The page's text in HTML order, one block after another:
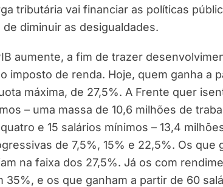
tributária vai financiar as políticas
diminuir as desigualdades.
aumente, a fim de trazer
imposto de renda. Hoje, quem ganha a
máxima, de 27,5%. A Frente quer
– uma massa de 10,6 milhões de
e 15 salários mínimos – 13,4
de 7,5%, 15% e 22,5%. Os que
na faixa dos 27,5%. Já os com
35%, e os que ganham a partir de 60